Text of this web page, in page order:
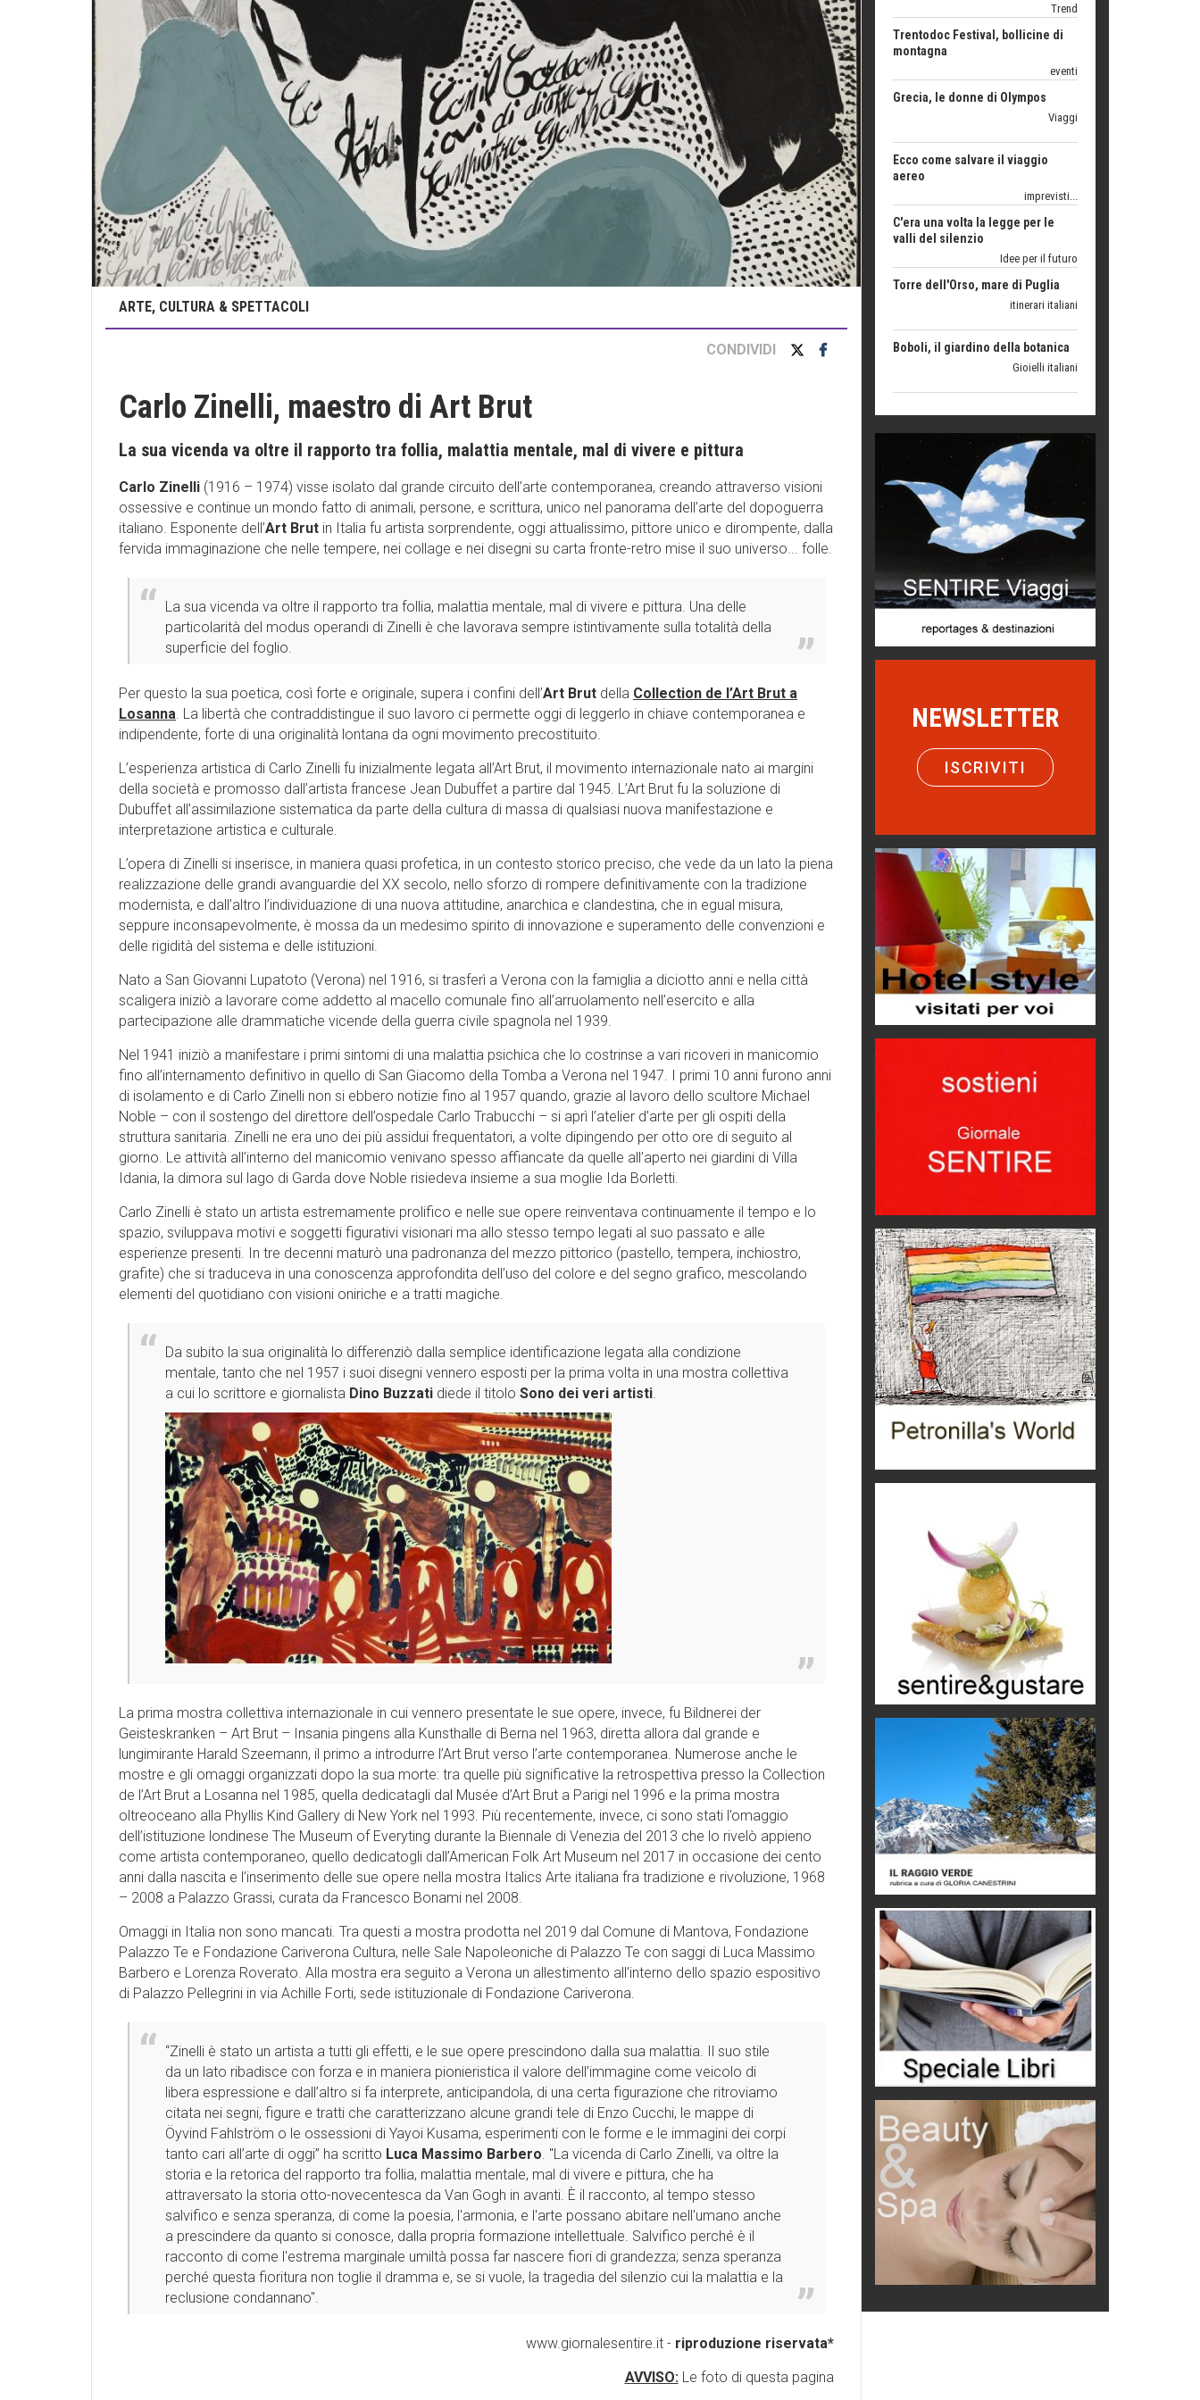
ARTE, CULTURA & SPETTACOLI
CONDIVIDI
Carlo Zinelli, maestro di Art Brut
La sua vicenda va oltre il rapporto tra follia, malattia mentale, mal di vivere e pittura
Carlo Zinelli (1916 – 1974) visse isolato dal grande circuito dell’arte contemporanea, creando attraverso visioni
ossessive e continue un mondo fatto di animali, persone, e scrittura, unico nel panorama dell’arte del dopoguerra
italiano. Esponente dell’Art Brut in Italia fu artista sorprendente, oggi attualissimo, pittore unico e dirompente, dalla
fervida immaginazione che nelle tempere, nei collage e nei disegni su carta fronte-retro mise il suo universo... folle.
La sua vicenda va oltre il rapporto tra follia, malattia mentale, mal di vivere e pittura. Una delle
particolarità del modus operandi di Zinelli è che lavorava sempre istintivamente sulla totalità della
superficie del foglio.
Per questo la sua poetica, così forte e originale, supera i confini dell’Art Brut della Collection de l’Art Brut a
Losanna. La libertà che contraddistingue il suo lavoro ci permette oggi di leggerlo in chiave contemporanea e
indipendente, forte di una originalità lontana da ogni movimento precostituito.
L’esperienza artistica di Carlo Zinelli fu inizialmente legata all’Art Brut, il movimento internazionale nato ai margini
della società e promosso dall’artista francese Jean Dubuffet a partire dal 1945. L’Art Brut fu la soluzione di
Dubuffet all’assimilazione sistematica da parte della cultura di massa di qualsiasi nuova manifestazione e
interpretazione artistica e culturale.
L’opera di Zinelli si inserisce, in maniera quasi profetica, in un contesto storico preciso, che vede da un lato la piena
realizzazione delle grandi avanguardie del XX secolo, nello sforzo di rompere definitivamente con la tradizione
modernista, e dall’altro l’individuazione di una nuova attitudine, anarchica e clandestina, che in egual misura,
seppure inconsapevolmente, è mossa da un medesimo spirito di innovazione e superamento delle convenzioni e
delle rigidità del sistema e delle istituzioni.
Nato a San Giovanni Lupatoto (Verona) nel 1916, si trasferì a Verona con la famiglia a diciotto anni e nella città
scaligera iniziò a lavorare come addetto al macello comunale fino all’arruolamento nell’esercito e alla
partecipazione alle drammatiche vicende della guerra civile spagnola nel 1939.
Nel 1941 iniziò a manifestare i primi sintomi di una malattia psichica che lo costrinse a vari ricoveri in manicomio
fino all’internamento definitivo in quello di San Giacomo della Tomba a Verona nel 1947. I primi 10 anni furono anni
di isolamento e di Carlo Zinelli non si ebbero notizie fino al 1957 quando, grazie al lavoro dello scultore Michael
Noble – con il sostengo del direttore dell’ospedale Carlo Trabucchi – si aprì l’atelier d’arte per gli ospiti della
struttura sanitaria. Zinelli ne era uno dei più assidui frequentatori, a volte dipingendo per otto ore di seguito al
giorno. Le attività all’interno del manicomio venivano spesso affiancate da quelle all’aperto nei giardini di Villa
Idania, la dimora sul lago di Garda dove Noble risiedeva insieme a sua moglie Ida Borletti.
Carlo Zinelli è stato un artista estremamente prolifico e nelle sue opere reinventava continuamente il tempo e lo
spazio, sviluppava motivi e soggetti figurativi visionari ma allo stesso tempo legati al suo passato e alle
esperienze presenti. In tre decenni maturò una padronanza del mezzo pittorico (pastello, tempera, inchiostro,
grafite) che si traduceva in una conoscenza approfondita dell’uso del colore e del segno grafico, mescolando
elementi del quotidiano con visioni oniriche e a tratti magiche.
Da subito la sua originalità lo differenziò dalla semplice identificazione legata alla condizione
mentale, tanto che nel 1957 i suoi disegni vennero esposti per la prima volta in una mostra collettiva
a cui lo scrittore e giornalista Dino Buzzati diede il titolo Sono dei veri artisti.
La prima mostra collettiva internazionale in cui vennero presentate le sue opere, invece, fu Bildnerei der
Geisteskranken – Art Brut – Insania pingens alla Kunsthalle di Berna nel 1963, diretta allora dal grande e
lungimirante Harald Szeemann, il primo a introdurre l’Art Brut verso l’arte contemporanea. Numerose anche le
mostre e gli omaggi organizzati dopo la sua morte: tra quelle più significative la retrospettiva presso la Collection
de l’Art Brut a Losanna nel 1985, quella dedicatagli dal Musée d’Art Brut a Parigi nel 1996 e la prima mostra
oltreoceano alla Phyllis Kind Gallery di New York nel 1993. Più recentemente, invece, ci sono stati l’omaggio
dell’istituzione londinese The Museum of Everyting durante la Biennale di Venezia del 2013 che lo rivelò appieno
come artista contemporaneo, quello dedicatogli dall’American Folk Art Museum nel 2017 in occasione dei cento
anni dalla nascita e l’inserimento delle sue opere nella mostra Italics Arte italiana fra tradizione e rivoluzione, 1968
– 2008 a Palazzo Grassi, curata da Francesco Bonami nel 2008.
Omaggi in Italia non sono mancati. Tra questi a mostra prodotta nel 2019 dal Comune di Mantova, Fondazione
Palazzo Te e Fondazione Cariverona Cultura, nelle Sale Napoleoniche di Palazzo Te con saggi di Luca Massimo
Barbero e Lorenza Roverato. Alla mostra era seguito a Verona un allestimento all’interno dello spazio espositivo
di Palazzo Pellegrini in via Achille Forti, sede istituzionale di Fondazione Cariverona.
“Zinelli è stato un artista a tutti gli effetti, e le sue opere prescindono dalla sua malattia. Il suo stile
da un lato ribadisce con forza e in maniera pionieristica il valore dell’immagine come veicolo di
libera espressione e dall’altro si fa interprete, anticipandola, di una certa figurazione che ritroviamo
citata nei segni, figure e tratti che caratterizzano alcune grandi tele di Enzo Cucchi, le mappe di
Öyvind Fahlström o le ossessioni di Yayoi Kusama, esperimenti con le forme e le immagini dei corpi
tanto cari all’arte di oggi” ha scritto Luca Massimo Barbero. "La vicenda di Carlo Zinelli, va oltre la
storia e la retorica del rapporto tra follia, malattia mentale, mal di vivere e pittura, che ha
attraversato la storia otto-novecentesca da Van Gogh in avanti. È il racconto, al tempo stesso
salvifico e senza speranza, di come la poesia, l'armonia, e l'arte possano abitare nell'umano anche
a prescindere da quanto si conosce, dalla propria formazione intellettuale. Salvifico perché è il
racconto di come l'estrema marginale umiltà possa far nascere fiori di grandezza; senza speranza
perché questa fioritura non toglie il dramma e, se si vuole, la tragedia del silenzio cui la malattia e la
reclusione condannano''.
www.giornalesentire.it - riproduzione riservata*
AVVISO:Le foto di questa pagina
eventi
Grecia, le donne di Olympos
Ecco come salvare il viaggio
imprevisti...
C'era una volta la legge per le
valli del silenzio
Idee per il futuro
Torre dell'Orso, mare di Puglia
itinerari italiani
Boboli, il giardino della botanica
Gioielli italiani
Menzogne di stato
Le dichiarazioni di Maurizio Federico
Chi è, e come difendersi dallo
scammer
di Mirta B. Bono
Mio nonno, salvato dai russi
Storie...di storia
Macchine di guerra
Turismo in Miniera
Puglia - Tra storia e recupero
Picasso. Il linguaggio delle idee
Vite d'arte
Hotels, B&B e Ristoranti... 10 &
lode
Le nostre recensioni
Bolzano: L'Eisenhut Boutique
Oasi di piacere
Teodorico, sovrano illuminato
1500 anni dalla morte
Seconde case cambiano le scelte
Grecia, le donne di Olympos
Ecco come salvare il viaggio
aereo
imprevisti...
C'era una volta la legge per le
valli del silenzio
Idee per il futuro
Torre dell'Orso, mare di Puglia
itinerari italiani
Boboli, il giardino della botanica
Gioielli italiani
Menzogne di stato
Chi è, e come difendersi dallo
scammer
di Mirta B. Bono
Mio nonno, salvato dai russi
Storie...di storia
Macchine di guerra
Editoriale
Turismo in Miniera
Puglia - Tra storia e recupero
Castione, sotto il segno del
castagno
Eventi
Picasso. Il linguaggio delle idee
NEWSLETTER
ISCRIVITI